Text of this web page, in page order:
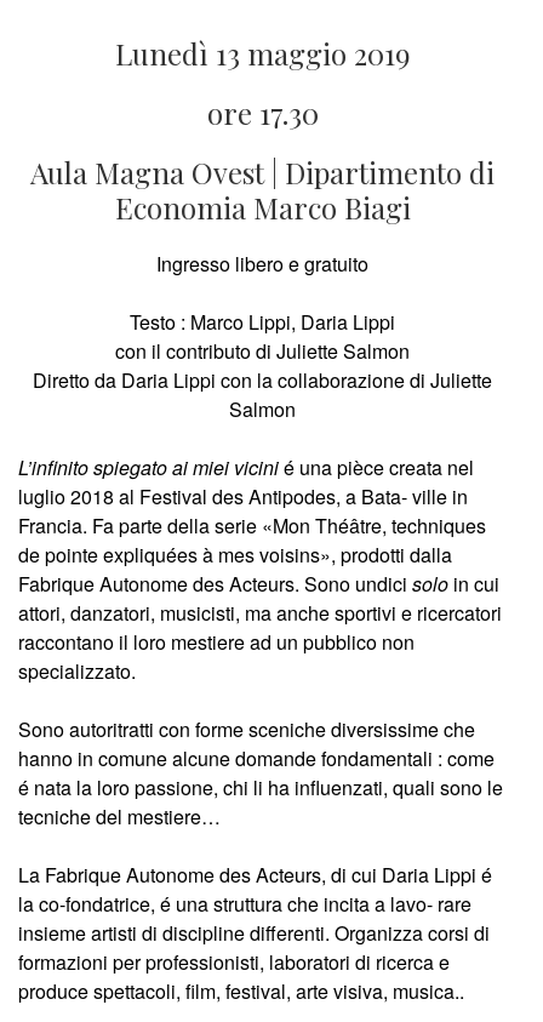
Lunedì 13 maggio 2019
ore 17.30
Aula Magna Ovest | Dipartimento di
Economia Marco Biagi
Ingresso libero e gratuito
Testo : Marco Lippi, Daria Lippi
con il contributo di Juliette Salmon
Diretto da Daria Lippi con la collaborazione di Juliette
Salmon
L’infinito spiegato ai miei vicinié una pièce creata nel
luglio 2018 al Festival des Antipodes, a Bata- ville in
Francia. Fa parte della serie «Mon Théâtre, techniques
de pointe expliquées à mes voisins», prodotti dalla
Fabrique Autonome des Acteurs. Sono undici solo in cui
attori, danzatori, musicisti, ma anche sportivi e ricercatori
raccontano il loro mestiere ad un pubblico non
specializzato.
Sono autoritratti con forme sceniche diversissime che
hanno in comune alcune domande fondamentali : come
é nata la loro passione, chi li ha influenzati, quali sono le
tecniche del mestiere…
La Fabrique Autonome des Acteurs, di cui Daria Lippi é
la co-fondatrice, é una struttura che incita a lavo- rare
insieme artisti di discipline differenti. Organizza corsi di
formazioni per professionisti, laboratori di ricerca e
produce spettacoli, film, festival, arte visiva, musica..